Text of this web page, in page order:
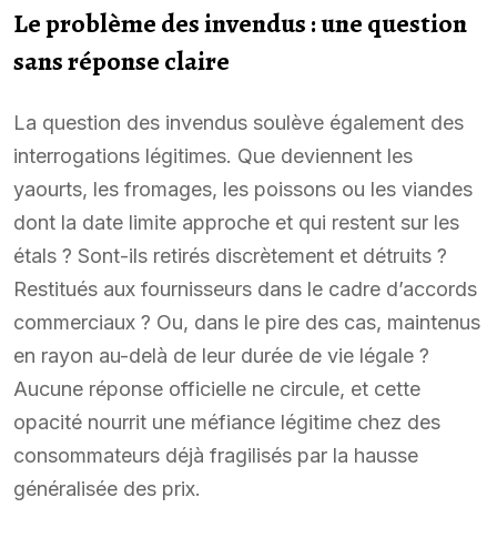
Le problème des invendus : une question
sans réponse claire
La question des invendus soulève également des
interrogations légitimes. Que deviennent les
yaourts, les fromages, les poissons ou les viandes
dont la date limite approche et qui restent sur les
étals ? Sont-ils retirés discrètement et détruits ?
Restitués aux fournisseurs dans le cadre d’accords
commerciaux ? Ou, dans le pire des cas, maintenus
en rayon au-delà de leur durée de vie légale ?
Aucune réponse officielle ne circule, et cette
opacité nourrit une méfiance légitime chez des
consommateurs déjà fragilisés par la hausse
généralisée des prix.